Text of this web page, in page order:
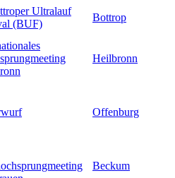
Ultralauf
(BUF)
Bottrop
Heilbronn
Offenburg
Beckum